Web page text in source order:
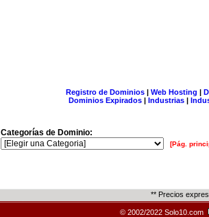
Registro de Dominios| Web Hosting |
Dominios Expirados | Industrias |
Categorías de Dominio:
[Pág.
** Precios
© 2002/2022 Solo10.com